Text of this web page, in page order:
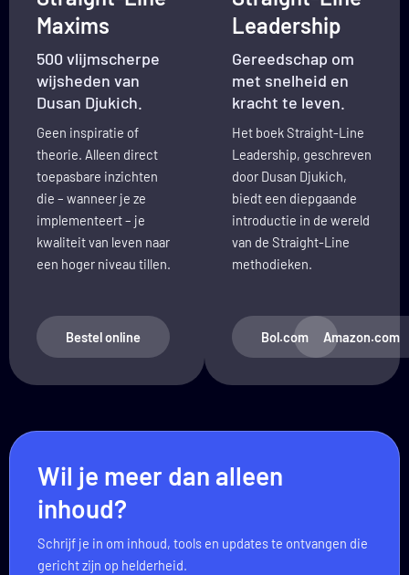
Maxims
500 vlijmscherpe
wijsheden van
Dusan Djukich.
Geen inspiratie of
theorie. Alleen direct
toepasbare inzichten
die – wanneer je ze
implementeert – je
kwaliteit van leven naar
een hoger niveau tillen.
Bestel online
Leadership
Gereedschap om
met snelheid en
kracht te leven.
Het boek Straight-Line
Leadership, geschreven
door Dusan Djukich,
biedt een diepgaande
introductie in de wereld
van de Straight-Line
methodieken.
Bol.com Amazon.com
Wil je meer dan alleen
inhoud?
Schrijf je in om inhoud, tools en updates te ontvangen die
gericht zijn op helderheid.